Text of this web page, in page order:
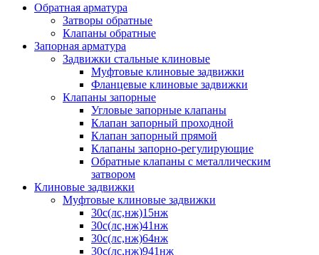
Обратная арматура
Затворы обратные
Клапаны обратные
Запорная арматура
Задвижки стальные клиновые
Муфтовые клиновые задвижки
Фланцевые клиновые задвижки
Клапаны запорные
Угловые запорные клапаны
Клапан запорный проходной
Клапан запорный прямой
Клапаны запорно-регулирующие
Обратные клапаны с металлическим
затвором
Клиновые задвижки
Муфтовые клиновые задвижки
30с(лс,нж)15нж
30с(лс,нж)41нж
30с(лс,нж)64нж
30с(лс,нж)941нж